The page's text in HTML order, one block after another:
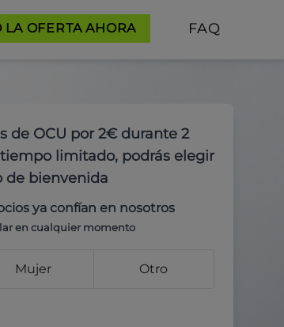
LA OFERTA AHORA FAQ
de OCU por 2€ durante 2
limitado, podrás elegir
de bienvenida
ya confían en nosotros
en cualquier momento
Mujer Otro